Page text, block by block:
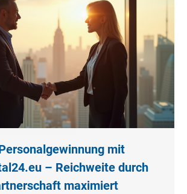
mit
– Reichweite durch
maximiert